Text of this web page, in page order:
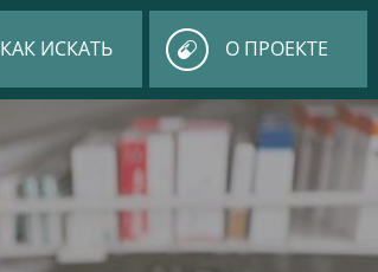
КАК ИСКАТЬ О ПРОЕКТЕ